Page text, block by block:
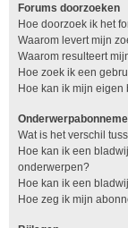
Forums doorzoeken
Hoe doorzoek ik het
Waarom levert mijn
Waarom resulteert
Hoe zoek ik een
Hoe kan ik mijn
Wat is het verschil
Hoe kan ik een
onderwerpen?
Hoe kan ik een
Hoe zeg ik mijn